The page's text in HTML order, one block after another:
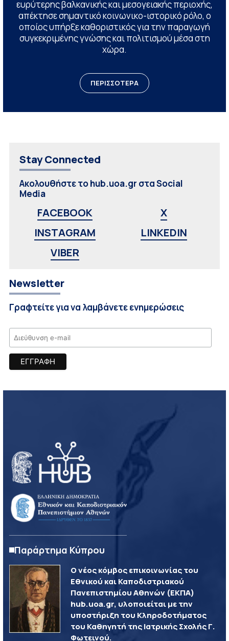
ευρύτερης βαλκανικής και μεσογειακής περιοχής,
απέκτησε σημαντικό κοινωνικο-ιστορικό ρόλο, ο
οποίος υπήρξε καθοριστικός για την παραγωγή
συγκεκριμένης γνώσης και πολιτισμού μέσα στη
χώρα.
ΠΕΡΙΣΣΟΤΕΡΑ
Stay Connected
Ακολουθήστε το hub.uoa.gr στα Social
Media
FACEBOOK
X
INSTAGRAM
LINKEDIN
VIBER
Newsletter
Γραφτείτε για να λαμβάνετε ενημερώσεις
Παράρτημα Κύπρου
Ο νέος κόμβος επικοινωνίας του
Εθνικού και Καποδιστριακού
Πανεπιστημίου Αθηνών (ΕΚΠΑ)
hub.uoa.gr, υλοποιείται με την
υποστήριξη του Κληροδοτήματος
του Καθηγητή της Ιατρικής Σχολής Γ.
Φωτεινού.